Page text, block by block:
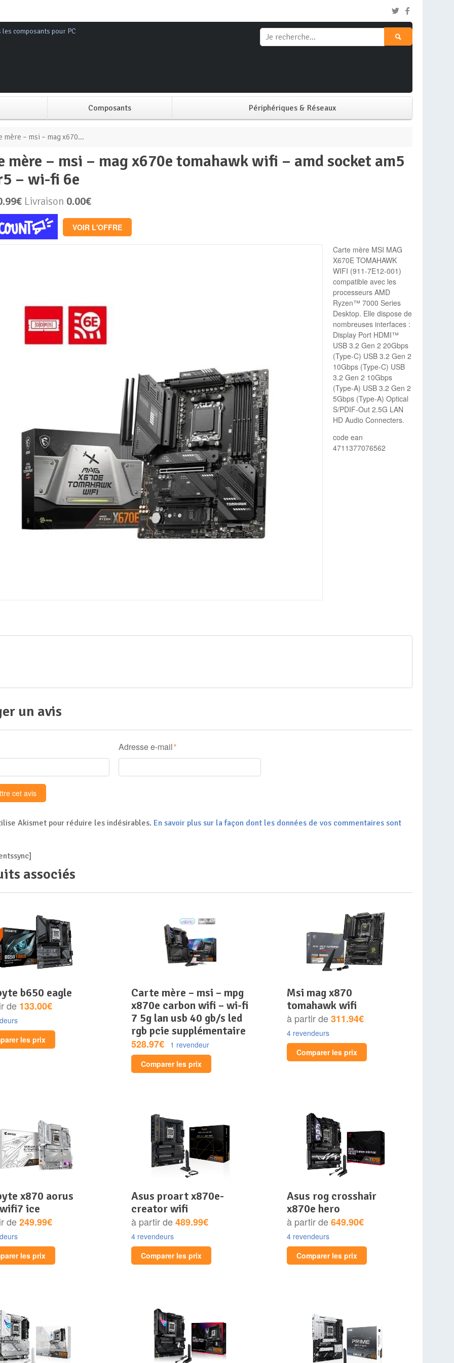
les composants pour PC
Composants
Alimentation PC
Boitier PC
Carte graphique
Mémoire PC
Disque SSD
Périphériques & Réseaux
Ecran PC
mère – msi – mag x670...
– wi-fi 6e
Livraison 0.00€
VOIR L'OFFRE
Carte mère MSI MAG
X670E TOMAHAWK
WIFI (911-7E12-001)
compatible avec les
processeurs AMD
Ryzen™ 7000 Series
Desktop. Elle dispose de
nombreuses interfaces :
Display Port HDMI™
USB 3.2 Gen 2 20Gbps
(Type-C) USB 3.2 Gen 2
10Gbps (Type-C) USB
3.2 Gen 2 10Gbps
(Type-A) USB 3.2 Gen 2
5Gbps (Type-A) Optical
S/PDIF-Out 2.5G LAN
HD Audio Connecters.
code ean
4711377076562
un avis
Adresse e-mail *
Akismet pour réduire les indésirables. En savoir plus sur la façon dont les données de vos commentaires sont
associés
b650 eagle
de 133.00€
les prix
carte mère – msi – mpg
x870e carbon wifi – wi-fi
7 5g lan usb 40 gb/s led
rgb pcie supplémentaire
528.97€
1 revendeur
Comparer les prix
msi mag x870
tomahawk wifi
à partir de311.94€
4 revendeurs
Comparer les prix
ice
de249.99€
les prix
asus proart x870e-
creator wifi
à partir de489.99€
4 revendeurs
Comparer les prix
asus rog crosshair
x870e hero
à partir de649.90€
4 revendeurs
Comparer les prix